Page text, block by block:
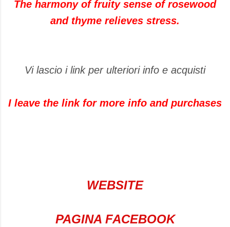
The harmony of fruity sense of rosewood
and thyme relieves stress.
Vi lascio i link per ulteriori info e acquisti
I leave the link for more info and purchases
WEBSITE
PAGINA FACEBOOK